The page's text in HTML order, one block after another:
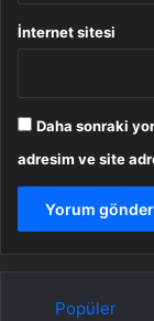
İnternet sitesi
Daha sonraki
adresim ve site
Popüler